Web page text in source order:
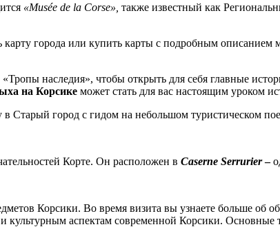
«Musée de la Corse», также известный как
города или купить карты с подробным
наследия», чтобы открыть для себя главные
на Корсике может стать для вас настоящим уроком
город с гидом на небольшом туристическом
Корте. Он расположен в Caserne Serrurier–
Корсики. Во время визита вы узнаете больше об
культурным аспектам современной Корсики. Основные